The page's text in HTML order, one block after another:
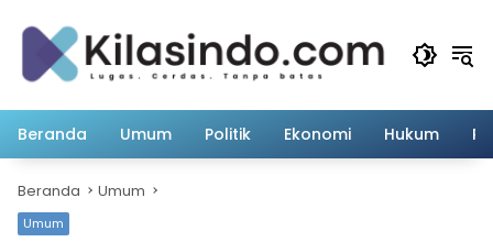
Beranda Umum Politik Ekonomi Hukum
Beranda Umum
Umum